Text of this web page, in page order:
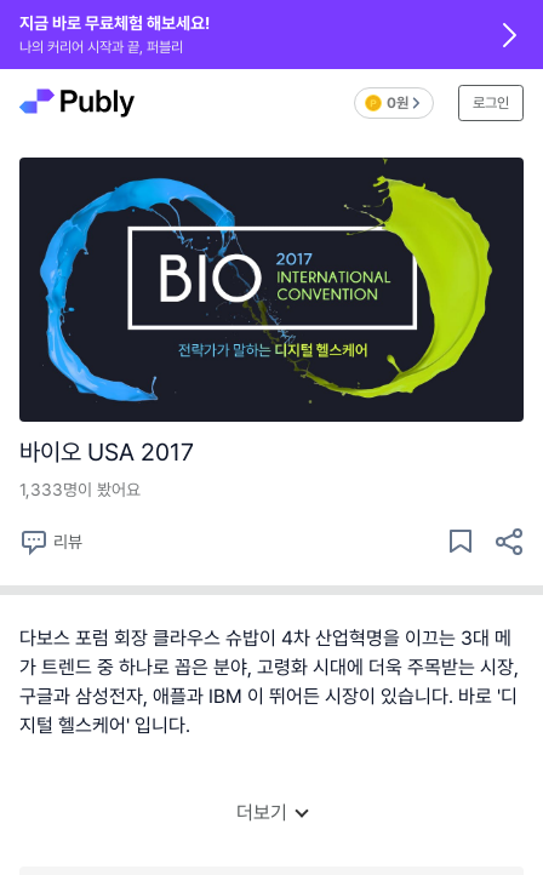
0원 로그인
지금 바로 무료체험 해보세요!
나의 커리어 시작과 끝, 퍼블리
바이오 USA 2017
1,333명이 봤어요
리뷰
다보스 포럼 회장 클라우스 슈밥이 4차 산업혁명을 이끄는 3대 메
가 트렌드 중 하나로 꼽은 분야, 고령화 시대에 더욱 주목받는 시장,
구글과 삼성전자, 애플과 IBM 이 뛰어든 시장이 있습니다. 바로 '디
지털 헬스케어' 입니다.
더보기